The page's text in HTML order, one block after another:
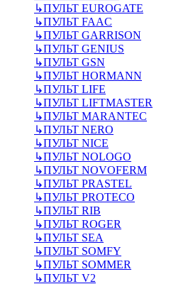
↳ПУЛЬТ EUROGATE
↳ПУЛЬТ FAAC
↳ПУЛЬТ GARRISON
↳ПУЛЬТ GENIUS
↳ПУЛЬТ GSN
↳ПУЛЬТ HORMANN
↳ПУЛЬТ LIFE
↳ПУЛЬТ LIFTMASTER
↳ПУЛЬТ MARANTEC
↳ПУЛЬТ NERO
↳ПУЛЬТ NICE
↳ПУЛЬТ NOLOGO
↳ПУЛЬТ NOVOFERM
↳ПУЛЬТ PRASTEL
↳ПУЛЬТ PROTECO
↳ПУЛЬТ RIB
↳ПУЛЬТ ROGER
↳ПУЛЬТ SEA
↳ПУЛЬТ SOMFY
↳ПУЛЬТ SOMMER
↳ПУЛЬТ V2